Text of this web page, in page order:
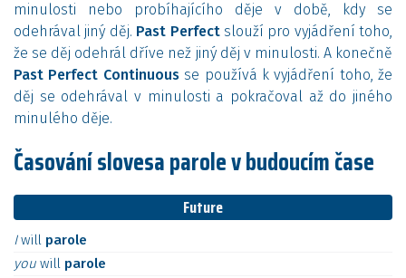
minulosti nebo probíhajícího děje v době, kdy se
odehrával jiný děj. Past Perfectslouží pro vyjádření toho,
že se děj odehrál dříve než jiný děj v minulosti. A konečně
Past Perfect Continuousse používá k vyjádření toho, že
děj se odehrával v minulosti a pokračoval až do jiného
minulého děje.
Časování slovesa parole v budoucím čase
Future
Iwill parole
you will parole